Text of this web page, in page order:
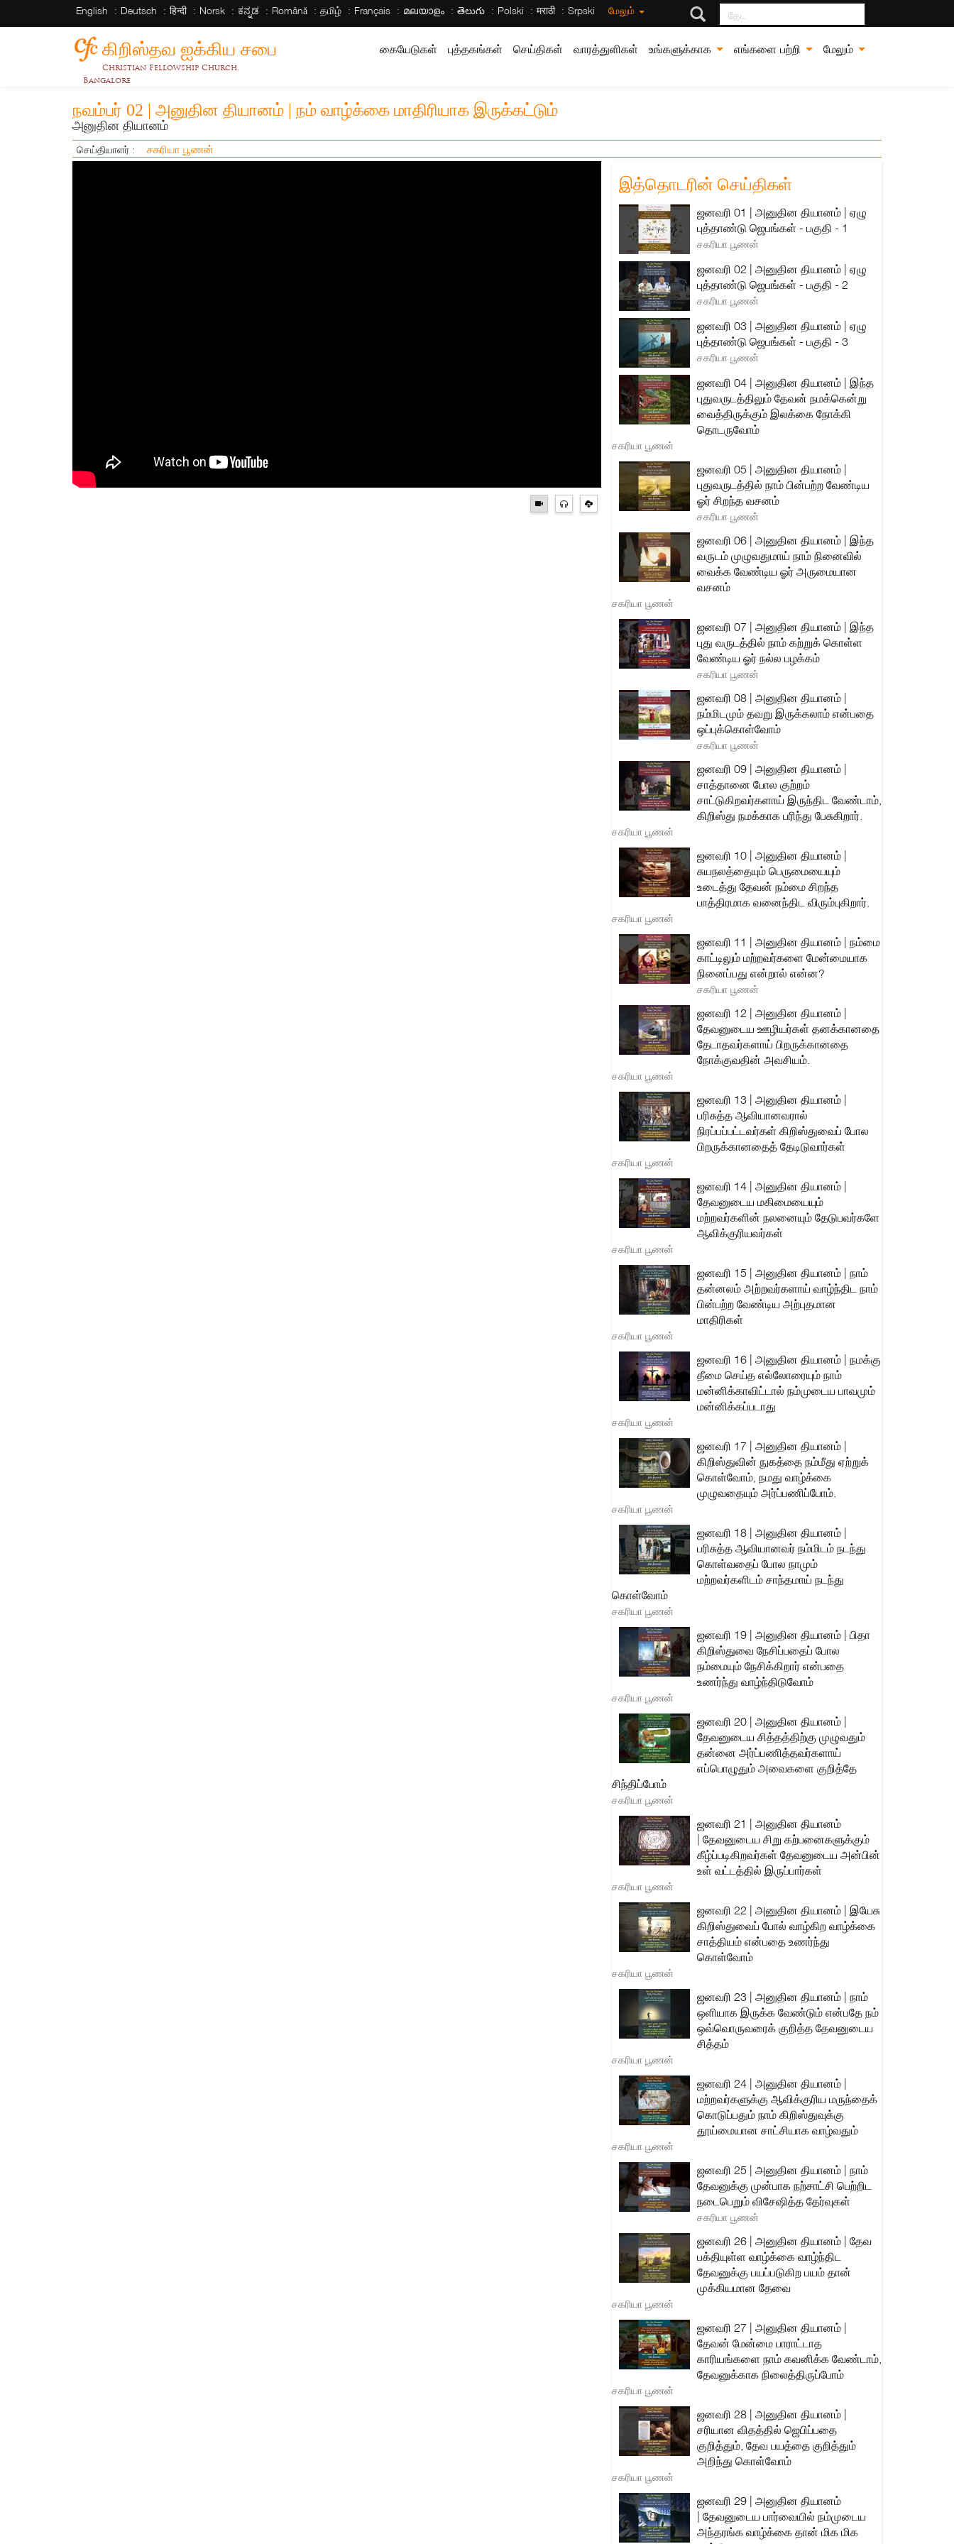
English Deutsch हिन्दी Norsk ಕನ್ನಡ Română தமிழ் Français മലയാളം తెలుగు Polski मराठी Srpski மேலும் தேட
கிறிஸ்தவ ஐக்கிய சபை
Christian Fellowship Church,
Bangalore
கையேடுகள் புத்தகங்கள் செய்திகள் வாரத்துளிகள் உங்களுக்காக எங்களை பற்றி மேலும்
நவம்பர் 02 | அனுதின தியானம் | நம் வாழ்க்கை மாதிரியாக இருக்கட்டும்
அனுதின தியானம்
செய்தியாளர் : சகரியா பூணன்
இத்தொடரின் செய்திகள்
ஜனவரி 01 | அனுதின தியானம் | ஏழு
புத்தாண்டு ஜெபங்கள் - பகுதி - 1
சகரியா பூணன்
ஜனவரி 02 | அனுதின தியானம் | ஏழு
புத்தாண்டு ஜெபங்கள் - பகுதி - 2
சகரியா பூணன்
ஜனவரி 03 | அனுதின தியானம் | ஏழு
புத்தாண்டு ஜெபங்கள் - பகுதி - 3
சகரியா பூணன்
ஜனவரி 04 | அனுதின தியானம் | இந்த
புதுவருடத்திலும் தேவன் நமக்கென்று
வைத்திருக்கும் இலக்கை நோக்கி
தொடருவோம்
சகரியா பூணன்
ஜனவரி 05 | அனுதின தியானம் |
புதுவருடத்தில் நாம் பின்பற்ற வேண்டிய
ஓர் சிறந்த வசனம்
சகரியா பூணன்
ஜனவரி 06 | அனுதின தியானம் | இந்த
வருடம் முழுவதுமாய் நாம் நினைவில்
வைக்க வேண்டிய ஓர் அருமையான
வசனம்
சகரியா பூணன்
ஜனவரி 07 | அனுதின தியானம் | இந்த
புது வருடத்தில் நாம் கற்றுக் கொள்ள
வேண்டிய ஓர் நல்ல பழக்கம்
சகரியா பூணன்
ஜனவரி 08 | அனுதின தியானம் |
நம்மிடமும் தவறு இருக்கலாம் என்பதை
ஒப்புக்கொள்வோம்
சகரியா பூணன்
ஜனவரி 09 | அனுதின தியானம் |
சாத்தானை போல குற்றம்
சாட்டுகிறவர்களாய் இருந்திட வேண்டாம்,
கிறிஸ்து நமக்காக பரிந்து பேசுகிறார்.
சகரியா பூணன்
ஜனவரி 10 | அனுதின தியானம் |
சுயநலத்தையும் பெருமையையும்
உடைத்து தேவன் நம்மை சிறந்த
பாத்திரமாக வனைந்திட விரும்புகிறார்.
சகரியா பூணன்
ஜனவரி 11 | அனுதின தியானம் | நம்மை
காட்டிலும் மற்றவர்களை மேன்மையாக
நினைப்பது என்றால் என்ன?
சகரியா பூணன்
ஜனவரி 12 | அனுதின தியானம் |
தேவனுடைய ஊழியர்கள் தனக்கானதை
தேடாதவர்களாய் பிறருக்கானதை
நோக்குவதின் அவசியம்.
சகரியா பூணன்
ஜனவரி 13 | அனுதின தியானம் |
பரிசுத்த ஆவியானவரால்
நிரப்பப்பட்டவர்கள் கிறிஸ்துவைப் போல
பிறருக்கானதைத் தேடிடுவார்கள்
சகரியா பூணன்
ஜனவரி 14 | அனுதின தியானம் |
தேவனுடைய மகிமையையும்
மற்றவர்களின் நலனையும் தேடுபவர்களே
ஆவிக்குரியவர்கள்
சகரியா பூணன்
ஜனவரி 15 | அனுதின தியானம் | நாம்
தன்னலம் அற்றவர்களாய் வாழ்ந்திட நாம்
பின்பற்ற வேண்டிய அற்புதமான
மாதிரிகள்
சகரியா பூணன்
ஜனவரி 16 | அனுதின தியானம் | நமக்கு
தீமை செய்த எல்லோரையும் நாம்
மன்னிக்காவிட்டால் நம்முடைய பாவமும்
மன்னிக்கப்படாது
சகரியா பூணன்
ஜனவரி 17 | அனுதின தியானம் |
கிறிஸ்துவின் நுகத்தை நம்மீது ஏற்றுக்
கொள்வோம், நமது வாழ்க்கை
முழுவதையும் அர்ப்பணிப்போம்.
சகரியா பூணன்
ஜனவரி 18 | அனுதின தியானம் |
பரிசுத்த ஆவியானவர் நம்மிடம் நடந்து
கொள்வதைப் போல நாமும்
மற்றவர்களிடம் சாந்தமாய் நடந்து
கொள்வோம்
சகரியா பூணன்
ஜனவரி 19 | அனுதின தியானம் | பிதா
கிறிஸ்துவை நேசிப்பதைப் போல
நம்மையும் நேசிக்கிறார் என்பதை
உணர்ந்து வாழ்ந்திடுவோம்
சகரியா பூணன்
ஜனவரி 20 | அனுதின தியானம் |
தேவனுடைய சித்தத்திற்கு முழுவதும்
தன்னை அர்ப்பணித்தவர்களாய்
எப்பொழுதும் அவைகளை குறித்தே
சிந்திப்போம்
சகரியா பூணன்
ஜனவரி 21 | அனுதின தியானம்
| தேவனுடைய சிறு கற்பனைகளுக்கும்
கீழ்ப்படிகிறவர்கள் தேவனுடைய அன்பின்
உள் வட்டத்தில் இருப்பார்கள்
சகரியா பூணன்
ஜனவரி 22 | அனுதின தியானம் | இயேசு
கிறிஸ்துவைப் போல் வாழ்கிற வாழ்க்கை
சாத்தியம் என்பதை உணர்ந்து
கொள்வோம்
சகரியா பூணன்
ஜனவரி 23 | அனுதின தியானம் | நாம்
ஒளியாக இருக்க வேண்டும் என்பதே நம்
ஒவ்வொருவரைக் குறித்த தேவனுடைய
சித்தம்
சகரியா பூணன்
ஜனவரி 24 | அனுதின தியானம் |
மற்றவர்களுக்கு ஆவிக்குரிய மருந்தைக்
கொடுப்பதும் நாம் கிறிஸ்துவுக்கு
தூய்மையான சாட்சியாக வாழ்வதும்
சகரியா பூணன்
ஜனவரி 25 | அனுதின தியானம் | நாம்
தேவனுக்கு முன்பாக நற்சாட்சி பெற்றிட
நடைபெறும் விசேஷித்த தேர்வுகள்
சகரியா பூணன்
ஜனவரி 26 | அனுதின தியானம் | தேவ
பக்தியுள்ள வாழ்க்கை வாழ்ந்திட
தேவனுக்கு பயப்படுகிற பயம் தான்
முக்கியமான தேவை
சகரியா பூணன்
ஜனவரி 27 | அனுதின தியானம் |
தேவன் மேன்மை பாராட்டாத
காரியங்களை நாம் கவனிக்க வேண்டாம்,
தேவனுக்காக நிலைத்திருப்போம்
சகரியா பூணன்
ஜனவரி 28 | அனுதின தியானம் |
சரியான விதத்தில் ஜெபிப்பதை
குறித்தும், தேவ பயத்தை குறித்தும்
அறிந்து கொள்வோம்
சகரியா பூணன்
ஜனவரி 29 | அனுதின தியானம்
| தேவனுடைய பார்வையில் நம்முடைய
அந்தரங்க வாழ்க்கை தான் மிக மிக